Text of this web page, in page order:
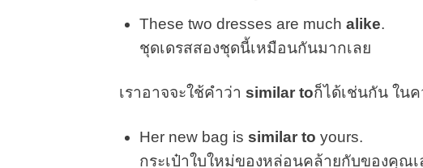
These two dresses are much alike.
ชุดเดรสสองชุดนี้เหมือนกันมากเลย
เราอาจจะใช้คำว่า similar toก็ได้เช่นกัน ใน
Her new bag is similar to yours.
กระเป๋าใบใหม่ของหล่อนคล้ายกับของคุณเ